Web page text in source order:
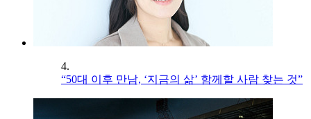
4.
“50대 이후 만남, ‘지금의 삶’ 함께할 사람 찾는 것”